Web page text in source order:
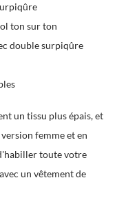
ton sur ton
double surpiqûre
un tissu plus épais, et
femme et en
toute votre
un vêtement de